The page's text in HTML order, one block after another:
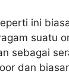
ini
suatu
sebagai
dan